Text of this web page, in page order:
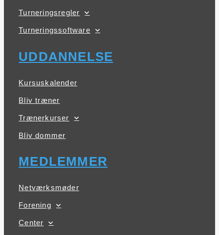
Turneringsregler
Turneringssoftware
UDDANNELSE
Kursuskalender
Bliv træner
Trænerkurser
Bliv dommer
MEDLEMMER
Netværksmøder
Forening
Center